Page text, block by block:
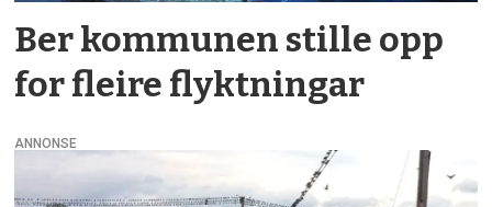
Ber kommunen stille opp
for fleire flykt­ningar
ANNONSE